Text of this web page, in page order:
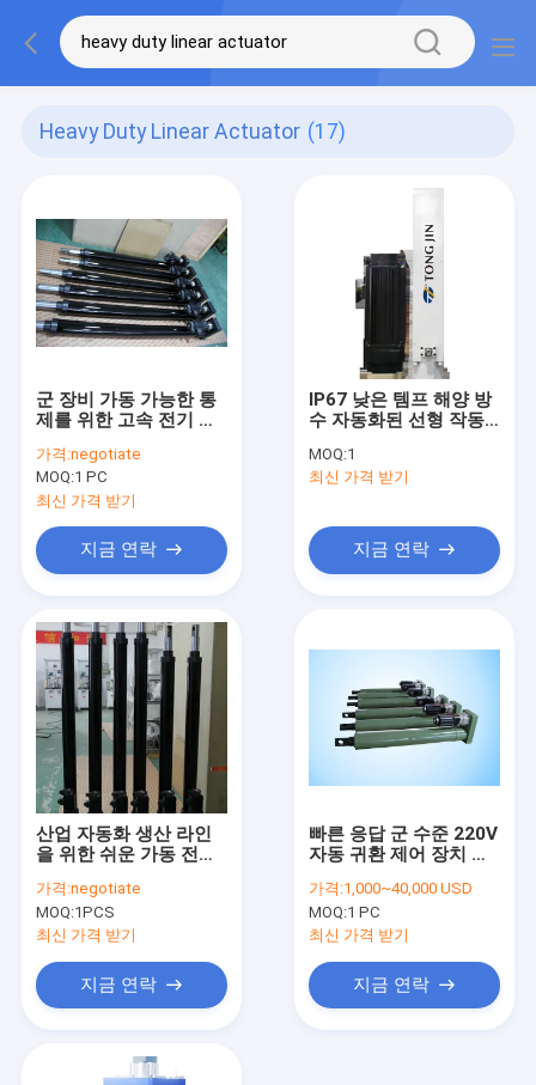
Heavy Duty Linear Actuator (17)
군 장비 가동 가능한 통
제를 위한 고속 전기 실
가격:negotiate
MOQ:1 PC
최신 가격 받기
지금 연락
IP67 낮은 템프 해양 방
수 자동화된 선형 작동
MOQ:1
최신 가격 받기
지금 연락
산업 자동화 생산 라인
을 위한 쉬운 가동 전기
가격:negotiate
MOQ:1PCS
최신 가격 받기
지금 연락
빠른 응답 군 수준 220V
자동 귀환 제어 장치 전
을 가진 무거운 짐 220V
공 나사 드라이브
가격:1,000~40,000 USD
MOQ:1 PC
최신 가격 받기
지금 연락